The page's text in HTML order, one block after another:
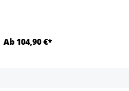
Ab 104,90 €*